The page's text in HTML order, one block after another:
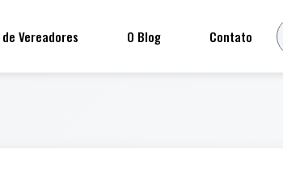
Vereadores O Blog Contato